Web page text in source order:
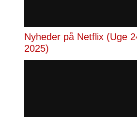
Nyheder på Netflix (Uge
2025)